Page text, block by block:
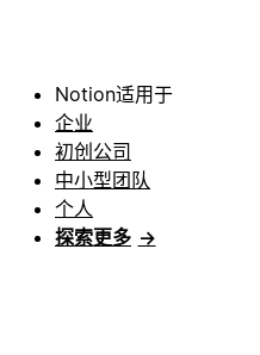
Notion适用于
企业
初创公司
中小型团队
个人
探索更多 →